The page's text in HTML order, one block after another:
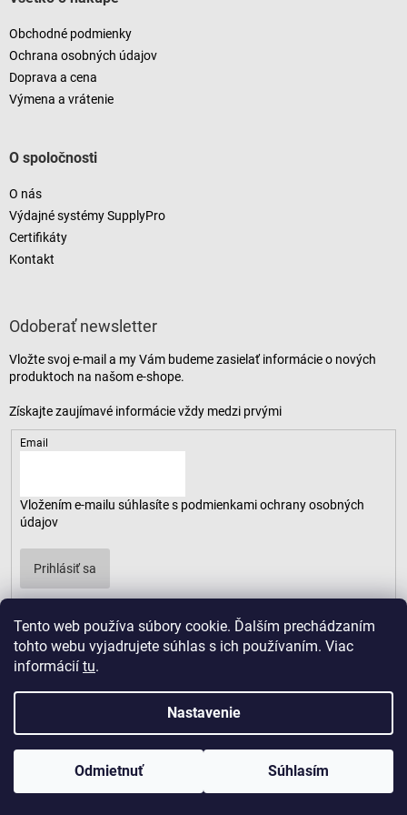
Tento web používa súbory cookie. Ďalším prechádzaním
tohto webu vyjadrujete súhlas s ich používaním. Viac
informácií tu.
Nastavenie
Odmietnuť Súhlasím
Obchodné podmienky
Ochrana osobných údajov
Doprava a cena
Výmena a vrátenie
O spoločnosti
O nás
Výdajné systémy SupplyPro
Certifikáty
Kontakt
Odoberať newsletter
Vložte svoj e-mail a my Vám budeme zasielať informácie o nových
produktoch na našom e-shope.
Email
Vložením e-mailu súhlasíte s podmienkami ochrany osobných
údajov
Prihlásiť sa
D2solutions
Copyright 2026 . Všetky práva vyhradené.